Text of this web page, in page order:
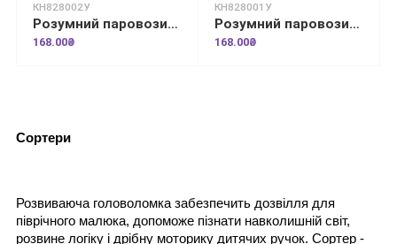
КН828002У
Розумний паровозик. 2+ Форми
168.00₴
КН828001У
Розумний паровозик. Цифри
168.00₴
Сортери
Розвиваюча головоломка забезпечить дозвілля для
піврічного малюка, допоможе пізнати навколишній світ,
розвине логіку і дрібну моторику дитячих ручок. Сортер -